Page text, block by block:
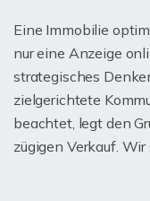
Eine Immobilie
nur eine Anzeige
strategisches
zielgerichtete
beachtet, legt den
zügigen Verkauf.